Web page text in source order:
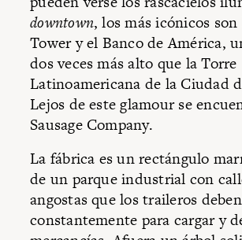
downtown, los más icónicos
Tower y el Banco de América,
dos veces más alto que la Torre
Latinoamericana de la Ciudad
Lejos de este glamour se
Sausage Company.
La fábrica es un rectángulo
de un parque industrial con
angostas que los traileros
constantemente para cargar y